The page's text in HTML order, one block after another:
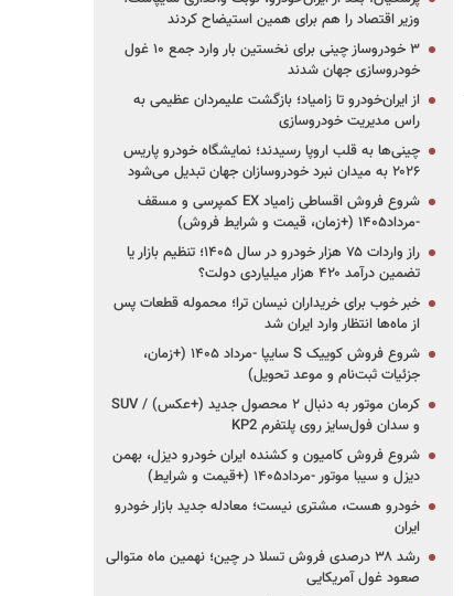
وزیر اقتصاد را هم برای همین استیضاح کردند
۳ خودروساز چینی برای نخستین بار وارد جمع ۱۰ غول
خودروسازی جهان شدند
از ایران‌خودرو تا زامیاد؛ بازگشت علیمردان عظیمی به
راس مدیریت خودروسازی
چینی‌ها به قلب اروپا رسیدند؛ نمایشگاه خودرو پاریس
۲۰۲۶ به میدان نبرد خودروسازان جهان تبدیل می‌شود
شروع فروش اقساطی زامیاد EX کمپرسی و مسقف
-مرداد۱۴۰۵ (+زمان، قیمت و شرایط فروش)
راز واردات ۷۵ هزار خودرو در سال ۱۴۰۵؛ تنظیم بازار یا
تضمین درآمد ۴۲۰ هزار میلیاردی دولت؟
خبر خوب برای خریداران نیسان ترا؛ محموله قطعات پس
از ماه‌ها انتظار وارد ایران شد
شروع فروش کوییک S سایپا -مرداد ۱۴۰۵ (+زمان،
جزئیات ثبت‌نام و موعد تحویل)
کرمان موتور به دنبال ۲ محصول جدید (+عکس) / SUV
و سدان فول‌سایز روی پلتفرم KP2
شروع فروش کامیون و کشنده ایران خودرو دیزل، بهمن
دیزل و سیبا موتور -مرداد۱۴۰۵ (+قیمت و شرایط)
خودرو هست، مشتری نیست؛ معادله جدید بازار خودرو
ایران
رشد ۳۸ درصدی فروش تسلا در چین؛ نهمین ماه متوالی
صعود غول آمریکایی